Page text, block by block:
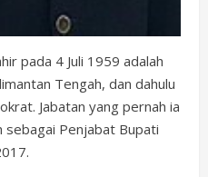
pada 4 Juli 1959 adalah
Tengah, dan dahulu
Jabatan yang pernah ia
sebagai Penjabat Bupati